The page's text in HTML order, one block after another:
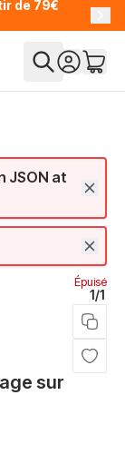
de 79€
JSON at
sur
1/1
Épuisé